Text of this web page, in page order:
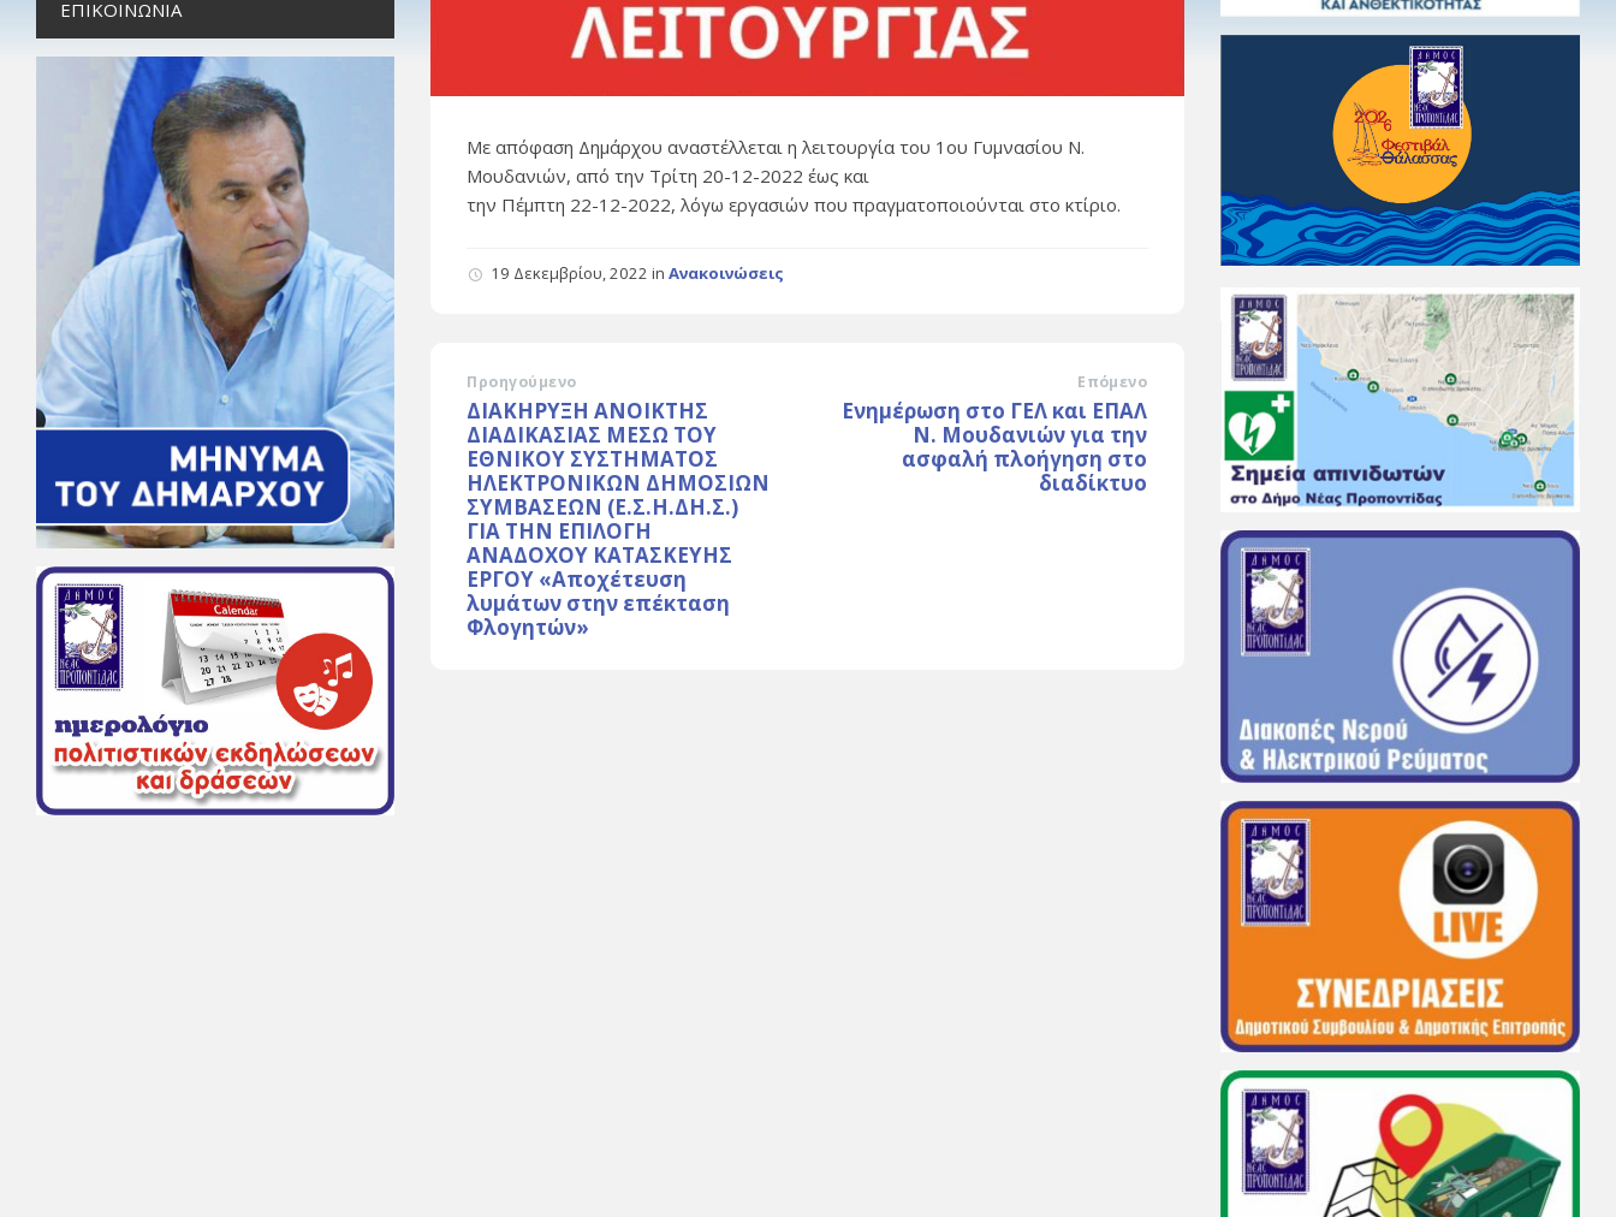
Με απόφαση Δημάρχου αναστέλλεται η λειτουργία του 1ου Γυμνασίου Ν.
Μουδανιών, από την Τρίτη 20-12-2022 έως και
την Πέμπτη 22-12-2022, λόγω εργασιών που πραγματοποιούνται στο κτίριο.
19 Δεκεμβρίου, 2022inΑνακοινώσεις
Προηγούμενο
ΔΙΑΚΗΡΥΞΗ ΑΝΟΙΚΤΗΣ
ΔΙΑΔΙΚΑΣΙΑΣ ΜΕΣΩ ΤΟΥ
ΕΘΝΙΚΟΥ ΣΥΣΤΗΜΑΤΟΣ
ΗΛΕΚΤΡΟΝΙΚΩΝ ΔΗΜΟΣΙΩΝ
ΣΥΜΒΑΣΕΩΝ (Ε.Σ.Η.ΔΗ.Σ.)
ΓΙΑ ΤΗΝ ΕΠΙΛΟΓΗ
ΑΝΑΔΟΧΟΥ ΚΑΤΑΣΚΕΥΗΣ
ΕΡΓΟΥ «Αποχέτευση
λυμάτων στην επέκταση
Φλογητών»
Επόμενο
Ενημέρωση στο ΓΕΛ και ΕΠΑΛ
Ν. Μουδανιών για την
ασφαλή πλοήγηση στο
διαδίκτυο
ΕΠΙΚΟΙΝΩΝΊΑ